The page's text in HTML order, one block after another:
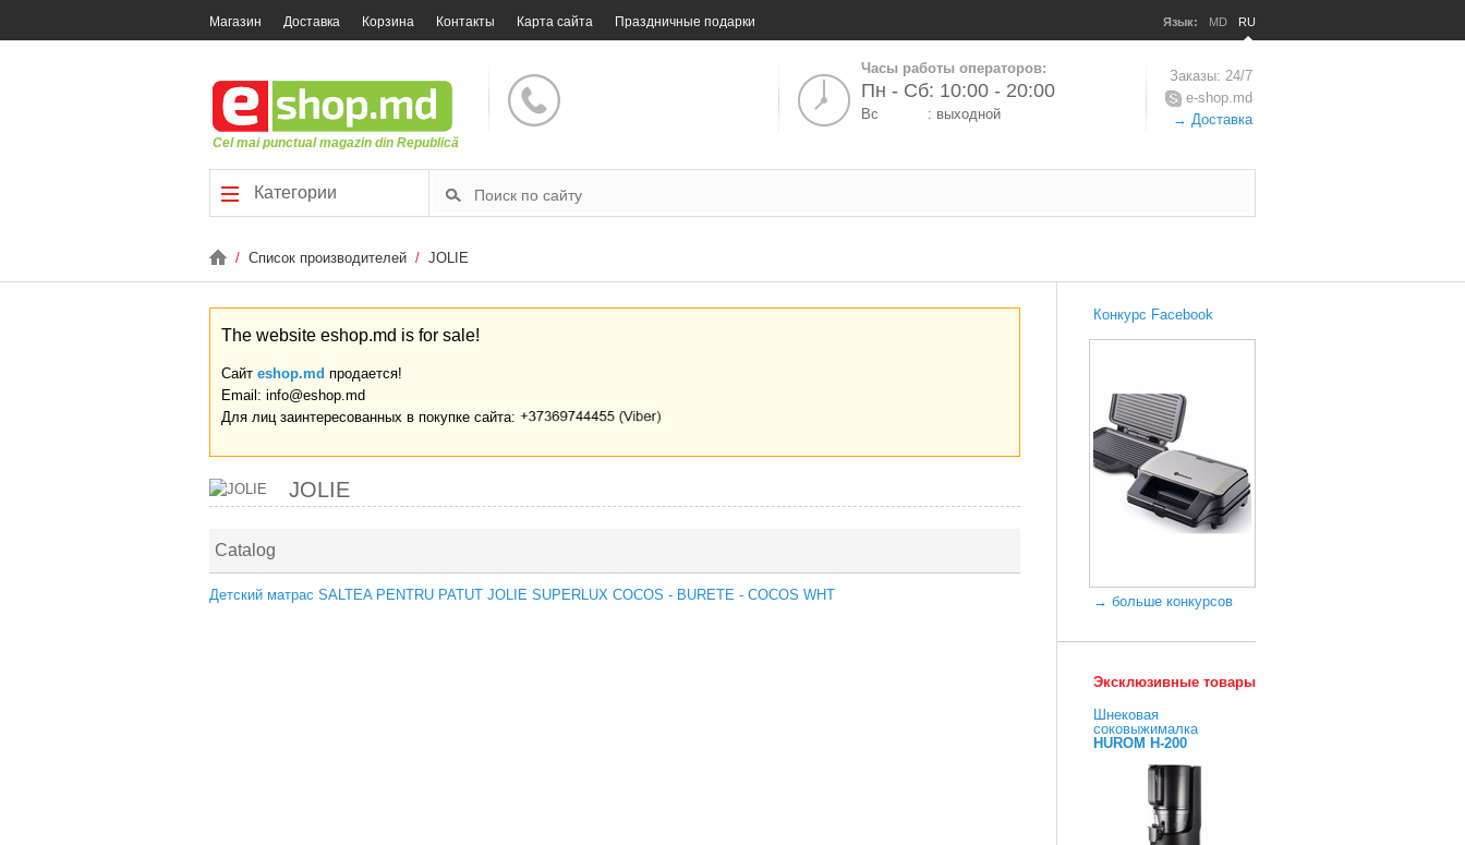
Магазин Доставка Корзина Контакты Карта сайта Праздничные подарки Язык: MD RU
Cel mai punctual magazin din Republică
Часы работы операторов:
Пн - Сб: 10:00 - 20:00
Вс : выходной
Заказы: 24/7
e-shop.md
→ Доставка
Категории
/ Список производителей / JOLIE
The website eshop.md is for sale!
Сайт eshop.md продается!
Email: info@eshop.md
Для лиц заинтересованных в покупке сайта:
JOLIE
Catalog
Детский матрас SALTEA PENTRU PATUT JOLIE SUPERLUX COCOS - BURETE - COCOS WHT
Конкурс Facebook
→ больше конкурсов
Эксклюзивные товары
Шнековая
соковыжималка
HUROM H-200